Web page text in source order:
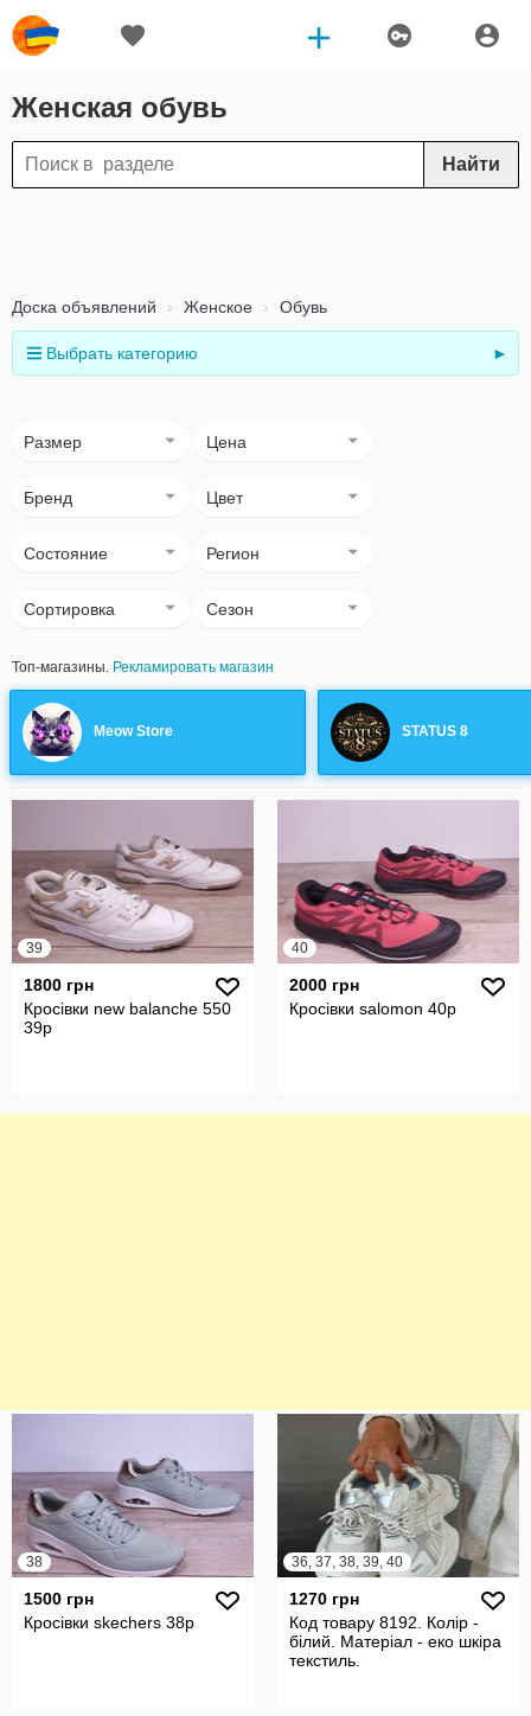
Женская обувь
Найти
Доска объявлений Женское Обувь
Выбрать категорию ►
Размер Цена
Бренд Цвет
Состояние Регион
Сортировка Сезон
Топ-магазины. Рекламировать магазин
Meow Store STATUS 8
39
1800 грн
Кросівки new balanche 550
39р
40
2000 грн
Кросівки salomon 40р
38
1500 грн
Кросівки skechers 38р
36, 37, 38, 39, 40
1270 грн
Код товару 8192. Колір -
білий. Матеріал - еко шкіра
текстиль.